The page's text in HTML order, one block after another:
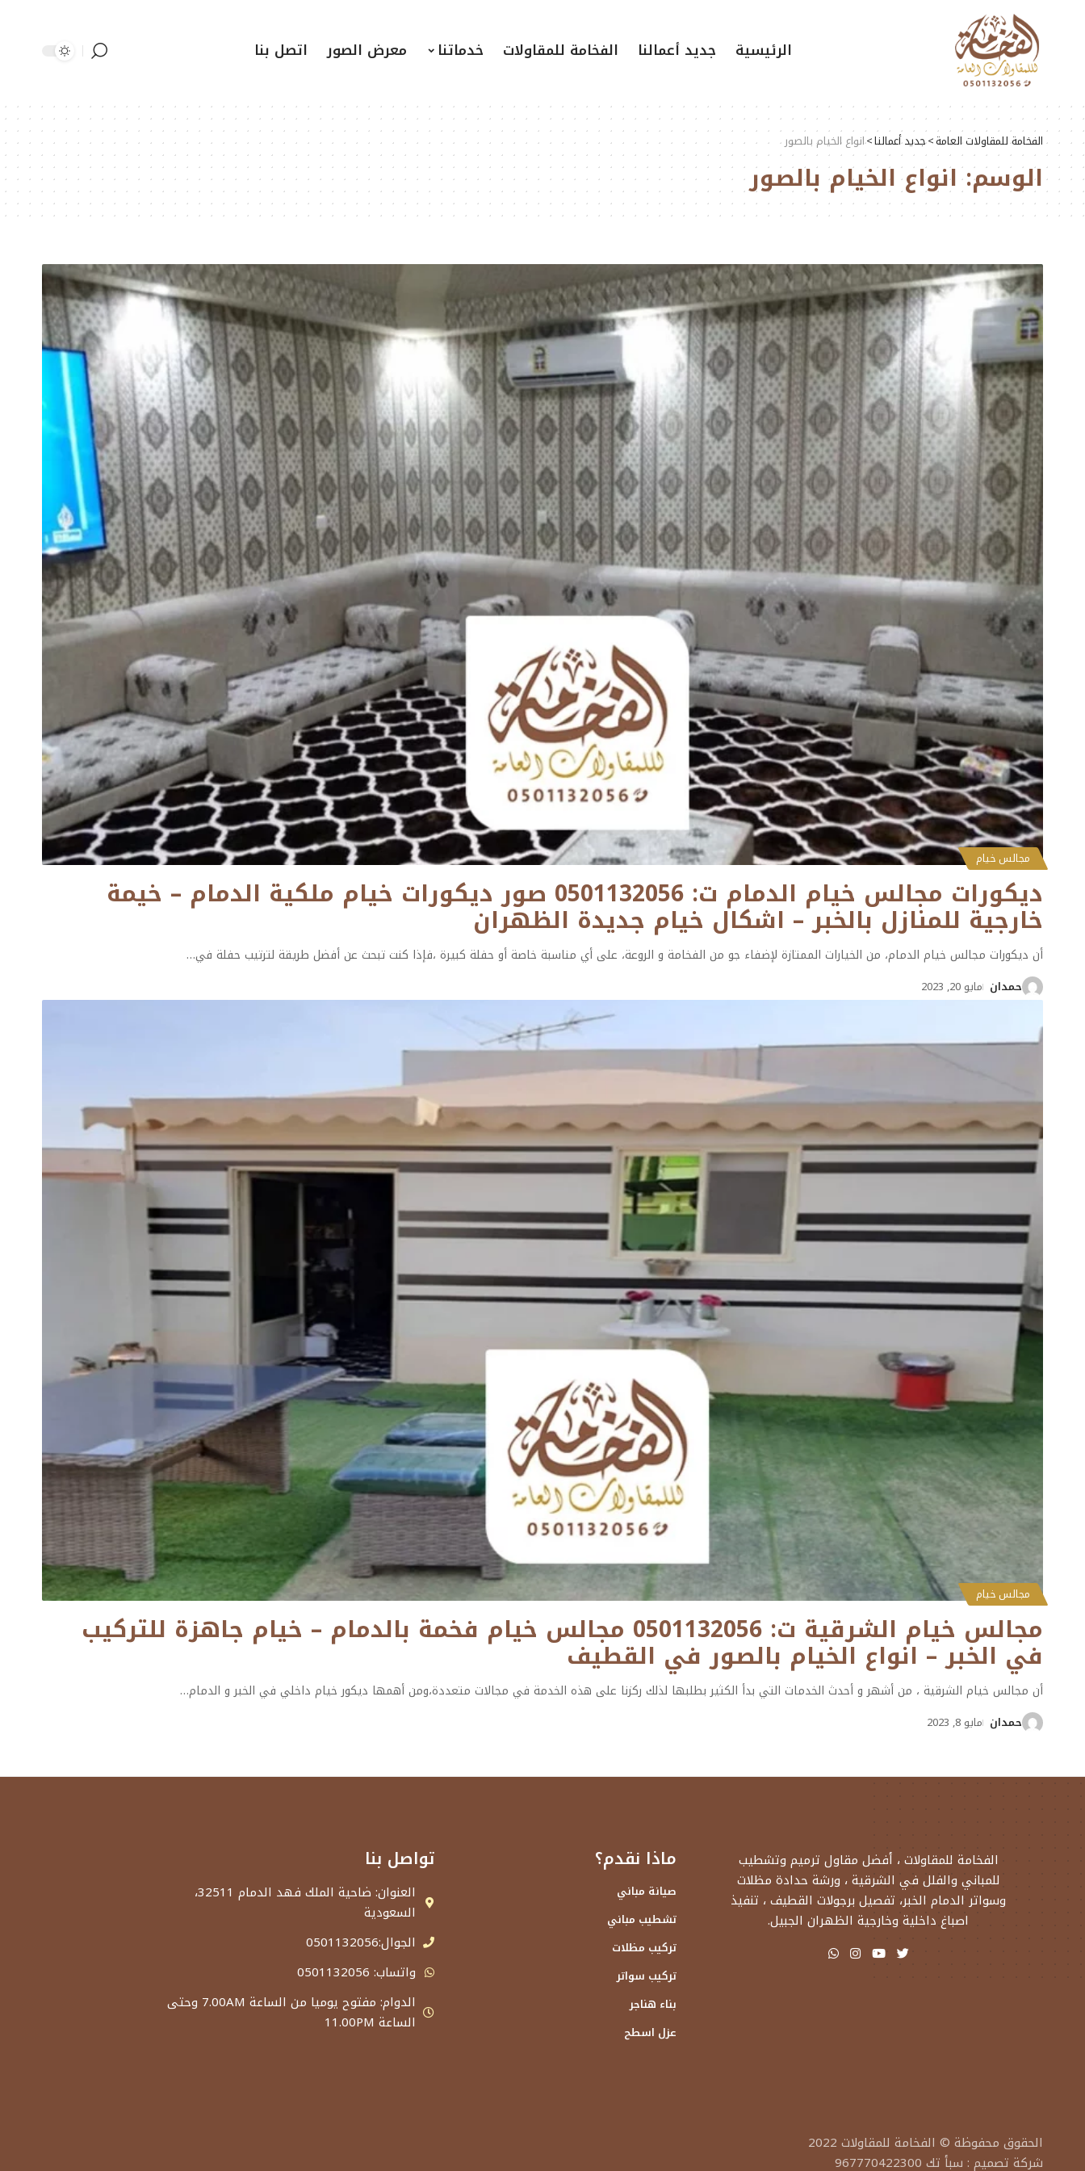
الرئيسية جديد أعمالنا الفخامة للمقاولات خدماتنا معرض الصور اتصل بنا
الفخامة للمقاولات العامة>جديد أعمالنا>انواع الخيام بالصور
الوسم:انواع الخيام بالصور
مجالس خيام
ديكورات مجالس خيام الدمام ت: 0501132056 صور ديكورات خيام ملكية الدمام – خيمة
خارجية للمنازل بالخبر – اشكال خيام جديدة الظهران
أن ديكورات مجالس خيام الدمام، من الخيارات الممتازة لإضفاء جو من الفخامة و الروعة، على أي مناسبة خاصة أو حفلة كبيرة ،فإذا كنت تبحث عن أفضل طريقة لترتيب حفلة في…
حمدان مايو 20, 2023
مجالس خيام
مجالس خيام الشرقية ت: 0501132056 مجالس خيام فخمة بالدمام – خيام جاهزة للتركيب
في الخبر – انواع الخيام بالصور في القطيف
أن مجالس خيام الشرقية ، من أشهر و أحدث الخدمات التي بدأ الكثير بطلبها لذلك ركزنا على هذه الخدمة في مجالات متعددة،ومن أهمها ديكور خيام داخلي في الخبر و الدمام…
حمدان مايو 8, 2023
الفخامة للمقاولات ، أفضل مقاول ترميم وتشطيب
للمباني والفلل في الشرقية ، ورشة حدادة مظلات
وسواتر الدمام الخبر، تفصيل برجولات القطيف ، تنفيذ
اصباغ داخلية وخارجية الظهران الجبيل.
ماذا نقدم؟
صيانة مباني
تشطيب مباني
تركيب مظلات
تركيب سواتر
بناء هناجر
عزل اسطح
تواصل بنا
العنوان: ضاحية الملك فهد الدمام 32511،
السعودية
الجوال:0501132056
واتساب: 0501132056
الدوام: مفتوح يوميا من الساعة 7.00AM وحتى
الساعة 11.00PM
الحقوق محفوظة © الفخامة للمقاولات
شركة تصميم : سبأ تك 967770422300